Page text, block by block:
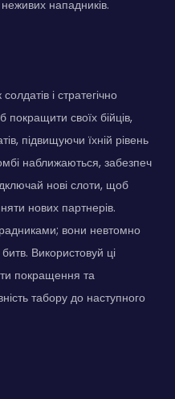
нападників.
і стратегічно
своїх бійців,
підвищуючи їхній рівень
наближаються, забезпеч
нові слоти, щоб
нових партнерів.
вони невтомно
Використовуй ці
покращення та
табору до наступного